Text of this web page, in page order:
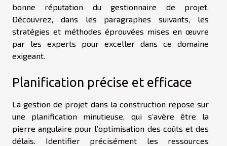
bonne réputation du gestionnaire de projet.
Découvrez, dans les paragraphes suivants, les
stratégies et méthodes éprouvées mises en œuvre
par les experts pour exceller dans ce domaine
exigeant.
Planification précise et efficace
La gestion de projet dans la construction repose sur
une planification minutieuse, qui s’avère être la
pierre angulaire pour l’optimisation des coûts et des
délais. Identifier précisément les ressources